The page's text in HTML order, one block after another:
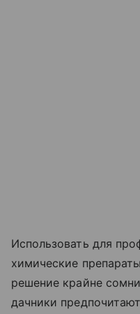
Использовать для
химические
решение крайне
дачники